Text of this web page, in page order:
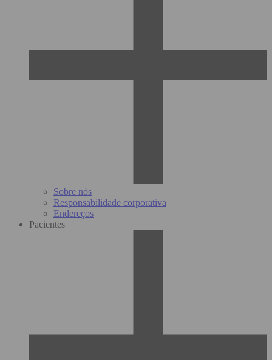
Sobre nós
Responsabilidade corporativa
Endereços
Pacientes